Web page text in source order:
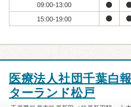
09:00-13:00
15:00-19:00
医療法人社団千葉白
ターランド松戸